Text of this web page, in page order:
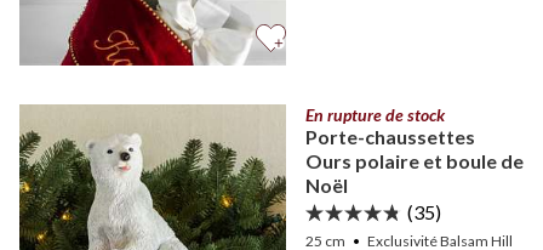
En rupture de stock
Porte-chaussettes
Ours polaire et boule de
Noël
(35)
25 cm
Exclusivité Balsam Hill